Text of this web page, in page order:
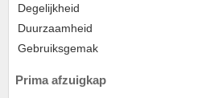
Degelijkheid
Duurzaamheid
Gebruiksgemak
Prima afzuigkap